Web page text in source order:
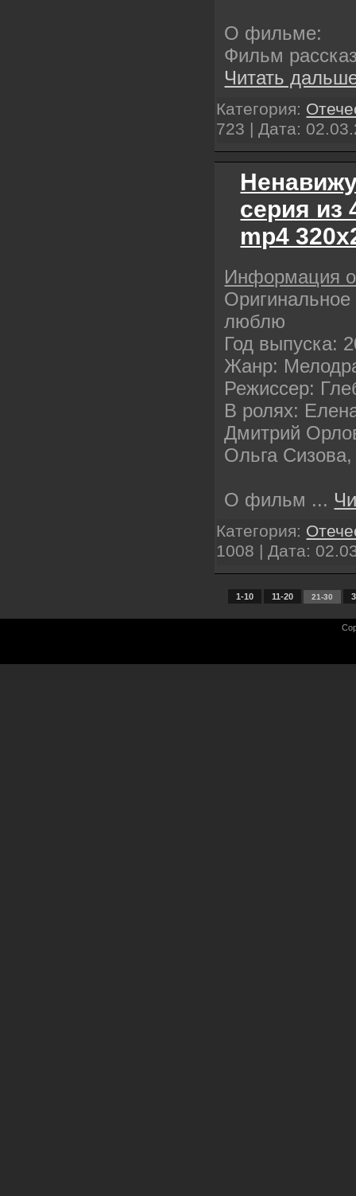
О фильме:
Фильм
Читать
Категория:
723 | Дата:
серия из
mp4
Информация
люблю
Год выпуска:
Жанр:
Режиссер:
В ролях:
Дмитрий
Ольга
О фильм ...
Категория:
1008 | Дата:
1-10 11-20 21-30